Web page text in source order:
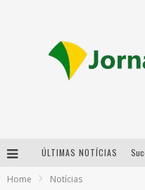
ÚLTIMAS NOTÍCIAS
Home Notícias